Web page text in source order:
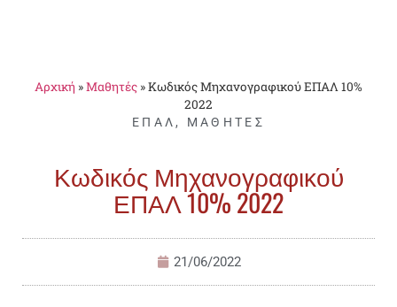
Αρχική »Μαθητές »Κωδικός Μηχανογραφικού ΕΠΑΛ 10%
2022
ΕΠΑΛ , ΜΑΘΗΤΈΣ
Κωδικός Μηχανογραφικού
ΕΠΑΛ 10% 2022
21/06/2022